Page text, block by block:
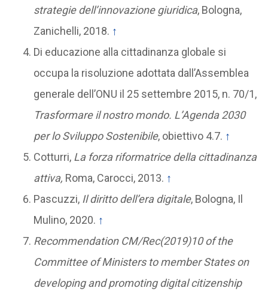
strategie dell’innovazione giuridica, Bologna,
Zanichelli, 2018. ↑
Di educazione alla cittadinanza globale si
occupa la risoluzione adottata dall’Assemblea
generale dell’ONU il 25 settembre 2015, n. 70/1,
Trasformare il nostro mondo. L’Agenda 2030
per lo Sviluppo Sostenibile, obiettivo 4.7. ↑
Cotturri, La forza riformatrice della cittadinanza
attiva, Roma, Carocci, 2013. ↑
Pascuzzi, Il diritto dell’era digitale, Bologna, Il
Mulino, 2020. ↑
Recommendation CM/Rec(2019)10 of the
Committee of Ministers to member States on
developing and promoting digital citizenship